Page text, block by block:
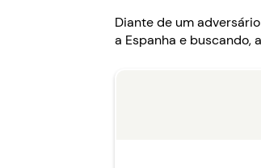
Diante de um
a Espanha e buscando,